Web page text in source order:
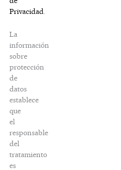
Privacidad
La
información
sobre
protección
de
datos
establece
que
el
responsable
del
tratamiento
es